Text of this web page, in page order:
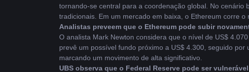
tornando-se central para a coordenação global. No
tradicionais. Em um mercado em baixa, o Ethereum corre
Analistas preveem que o Ethereum pode subir
O analista Mark Newton considera que o nível de US$
prevê um possível fundo próximo a US$ 4.300, seguido
marcando um movimento de alta significativo.
UBS observa que o Federal Reserve pode ser